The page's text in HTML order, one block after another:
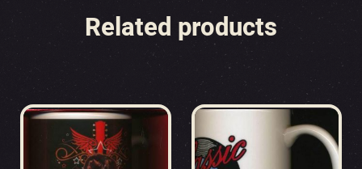
Related products